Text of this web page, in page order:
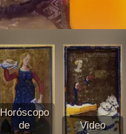
Horóscopo
de
Video